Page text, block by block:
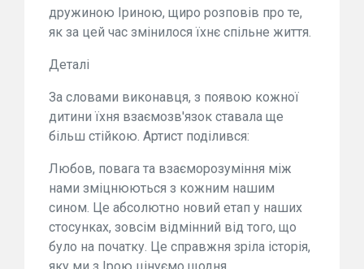
дружиною Іриною, щиро розповів про те,
як за цей час змінилося їхнє спільне життя.
Деталі
За словами виконавця, з появою кожної
дитини їхня взаємозв'язок ставала ще
більш стійкою. Артист поділився:
Любов, повага та взаєморозуміння між
нами зміцнюються з кожним нашим
сином. Це абсолютно новий етап у наших
стосунках, зовсім відмінний від того, що
було на початку. Це справжня зріла історія,